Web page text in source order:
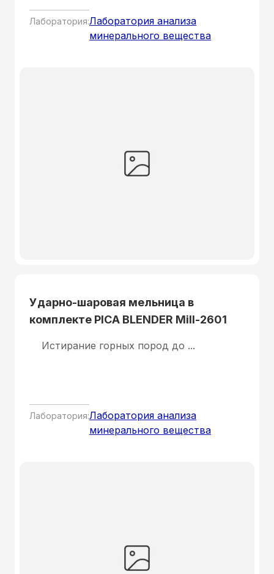
Лаборатория:Лаборатория анализа
минерального вещества
Ударно-шаровая мельница в
комплекте PICA BLENDER Mill-2601
Истирание горных пород до ...
Лаборатория:Лаборатория анализа
минерального вещества